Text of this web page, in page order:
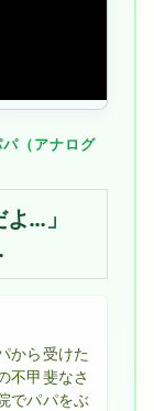
パ（アナログ
…」
から受けた
不甲斐なさ
でパパをぶ